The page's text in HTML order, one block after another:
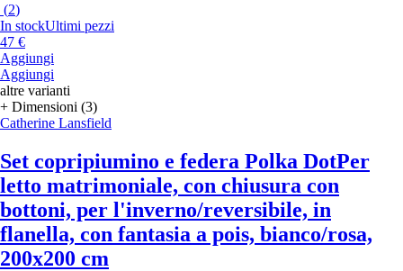
(2)
In stockUltimi pezzi
47 €
Aggiungi
Aggiungi
altre varianti
+ Dimensioni (3)
Catherine Lansfield
Set copripiumino e federa Polka DotPer
letto matrimoniale, con chiusura con
bottoni, per l'inverno/reversibile, in
flanella, con fantasia a pois, bianco/rosa,
200x200 cm